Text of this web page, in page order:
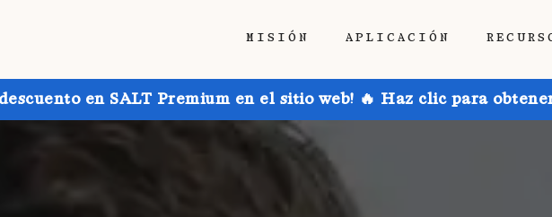
MISIÓN APLICACIÓN
en SALT Premium en el sitio web! 🔥 Haz clic para